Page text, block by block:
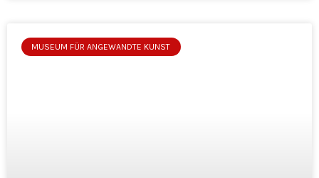
MUSEUM FÜR ANGEWANDTE KUNST